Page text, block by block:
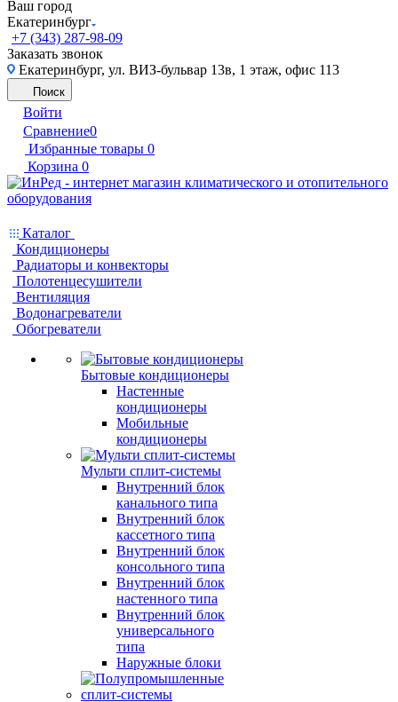
Ваш город
Екатеринбург
+7 (343) 287-98-09
Заказать звонок
Екатеринбург, ул. ВИЗ-бульвар 13в, 1 этаж, офис 113
Поиск
Войти
Сравнение0
Избранные товары 0
Корзина 0
Каталог
Кондиционеры
Радиаторы и конвекторы
Полотенцесушители
Вентиляция
Водонагреватели
Обогреватели
Бытовые кондиционеры
Настенные
кондиционеры
Мобильные
кондиционеры
Мульти сплит-системы
Внутренний блок
канального типа
Внутренний блок
кассетного типа
Внутренний блок
консольного типа
Внутренний блок
настенного типа
Внутренний блок
универсального
типа
Наружные блоки